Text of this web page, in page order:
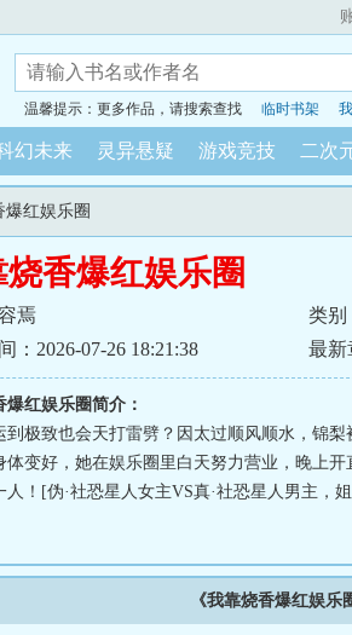
温馨提示：更多作品，请搜索查找 临时书架
幻未来 灵异悬疑 游戏竞技 二次
爆红娱乐圈
香爆红娱乐圈
焉 类别
：2026-07-26 18:21:38
最新
爆红娱乐圈简介：
到极致也会天打雷劈？因太过顺风顺水，锦梨
体变好，她在娱乐圈里白天努力营业，晚上
人！[伪·社恐星人女主VS真·社恐星人男主，
《我靠烧香爆红娱乐